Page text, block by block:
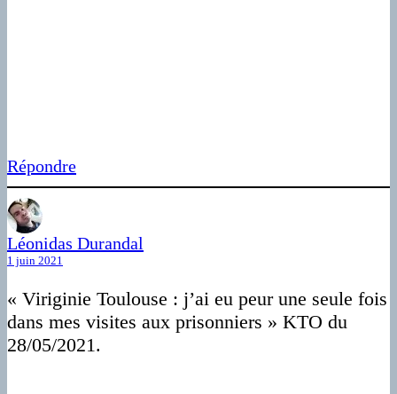
Répondre
Léonidas Durandal
1 juin 2021
« Viriginie Toulouse : j’ai eu peur une seule fois
dans mes visites aux prisonniers » KTO du
28/05/2021.